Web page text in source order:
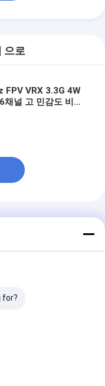
으로
FPV VRX 3.3G 4W
채널 고 민감도 비디
for?